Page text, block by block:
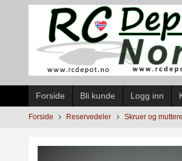
Forside Bli kunde Logg inn
Forside Reservedeler Skruer og muttere